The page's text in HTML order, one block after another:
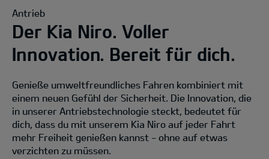
Antrieb
Der Kia Niro. Voller
Innovation. Bereit für dich.
Genieße umweltfreundliches Fahren kombiniert mit
einem neuen Gefühl der Sicherheit. Die Innovation, die
in unserer Antriebstechnologie steckt, bedeutet für
dich, dass du mit unserem Kia Niro auf jeder Fahrt
mehr Freiheit genießen kannst - ohne auf etwas
verzichten zu müssen.